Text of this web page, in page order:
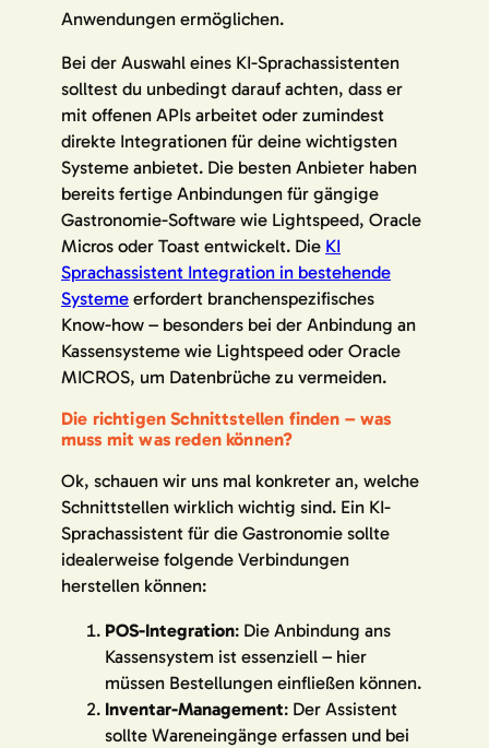
Anwendungen ermöglichen.
Bei der Auswahl eines KI-Sprachassistenten
solltest du unbedingt darauf achten, dass er
mit offenen APIs arbeitet oder zumindest
direkte Integrationen für deine wichtigsten
Systeme anbietet. Die besten Anbieter haben
bereits fertige Anbindungen für gängige
Gastronomie-Software wie Lightspeed, Oracle
Micros oder Toast entwickelt. Die KI
Sprachassistent Integration in bestehende
Systeme erfordert branchenspezifisches
Know-how – besonders bei der Anbindung an
Kassensysteme wie Lightspeed oder Oracle
MICROS, um Datenbrüche zu vermeiden.
Die richtigen Schnittstellen finden – was
muss mit was reden können?
Ok, schauen wir uns mal konkreter an, welche
Schnittstellen wirklich wichtig sind. Ein KI-
Sprachassistent für die Gastronomie sollte
idealerweise folgende Verbindungen
herstellen können:
POS-Integration: Die Anbindung ans
Kassensystem ist essenziell – hier
müssen Bestellungen einfließen können.
Inventar-Management: Der Assistent
sollte Wareneingänge erfassen und bei